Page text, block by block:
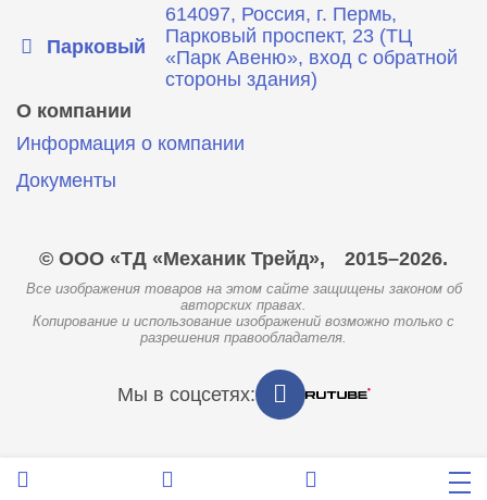
Парковый
614097, Россия, г. Пермь,
Парковый проспект, 23 (ТЦ
«Парк Авеню», вход с обратной
стороны здания)
О компании
Информация о компании
Документы
© ООО «ТД «Механик Трейд», 2015–2026.
Все изображения товаров на этом сайте защищены законом об
авторских правах.
Копирование и использование изображений возможно только с
разрешения правообладателя.
Мы в соцсетях: